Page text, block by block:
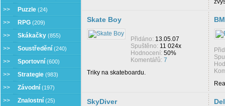
>> Puzzle (24)
>> RPG (209)
>> Skákačky (855)
>> Soustředění (240)
>> Sportovní (600)
>> Strategie (983)
>> Závodní (197)
>> Znalostní (25)
Skate Boy
Přidáno: 13.05.07
Spuštěno: 11 024x
Hodnocení: 50%
Komentářů: 7
Triky na skateboardu.
SkyDiver